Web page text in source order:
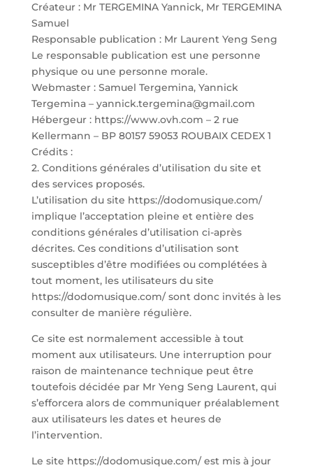
Créateur : Mr TERGEMINA Yannick, Mr TERGEMINA
Samuel
Responsable publication : Mr Laurent Yeng Seng
Le responsable publication est une personne
physique ou une personne morale.
Webmaster : Samuel Tergemina, Yannick
Tergemina – yannick.tergemina@gmail.com
Hébergeur : https://www.ovh.com – 2 rue
Kellermann – BP 80157 59053 ROUBAIX CEDEX 1
Crédits :
2. Conditions générales d’utilisation du site et
des services proposés.
L’utilisation du site https://dodomusique.com/
implique l’acceptation pleine et entière des
conditions générales d’utilisation ci-après
décrites. Ces conditions d’utilisation sont
susceptibles d’être modifiées ou complétées à
tout moment, les utilisateurs du site
https://dodomusique.com/ sont donc invités à les
consulter de manière régulière.
Ce site est normalement accessible à tout
moment aux utilisateurs. Une interruption pour
raison de maintenance technique peut être
toutefois décidée par Mr Yeng Seng Laurent, qui
s’efforcera alors de communiquer préalablement
aux utilisateurs les dates et heures de
l’intervention.
Le site https://dodomusique.com/ est mis à jour